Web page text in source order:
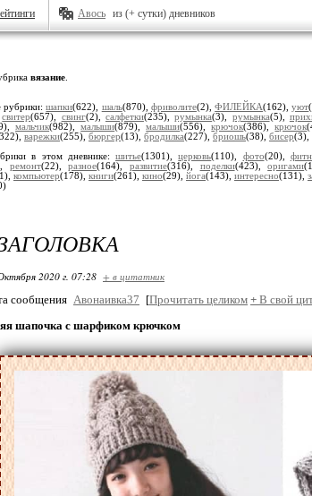
Авось из (+ сутки) дневников
вязание
рубрики:шапки(622), шаль(870), фриволите(2),ФИЛЕЙКА(162),уют
свитер(657), свинг(2), салфетки(235),румынка(3), румынка(5),
мальчик(982),малыши(879),малыши(556),крючок(386),крючок
варежки(255), бюргер(13), бродилка(227), бриошь(38), бисер(3),
в этом дневнике:шитье(1301),церковь(110), фото(20),
ремонт(22),разное(164), развитие(316), поделки(423),оригами
компьютер(178), книги(261), кино(29), йога(143), интересно(131),
2020 г. 07:28 + в цитатник
сообщения Авонаивка37 [Прочитать целиком + В свой
шапочка с шарфиком крючком